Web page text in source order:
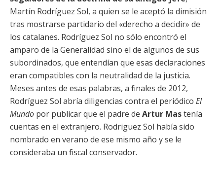
Martín Rodríguez Sol, a quien se le aceptó la dimisión
tras mostrarse partidario del «derecho a decidir» de
los catalanes. Rodríguez Sol no sólo encontró el
amparo de la Generalidad sino el de algunos de sus
subordinados, que entendían que esas declaraciones
eran compatibles con la neutralidad de la justicia.
Meses antes de esas palabras, a finales de 2012,
Rodríguez Sol abría diligencias contra el periódico El
Mundo por publicar que el padre de Artur Mastenía
cuentas en el extranjero. Rodriguez Sol había sido
nombrado en verano de ese mismo año y se le
consideraba un fiscal conservador.